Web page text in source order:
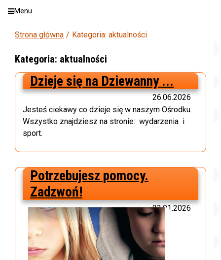
Menu
Strona główna Kategoria: aktualności
Kategoria: aktualności
Dzieje się na Dziewanny ...
26.06.2026
Jesteś ciekawy co dzieje się w naszym Ośrodku.
Wszystko znajdziesz na stronie: wydarzenia i
sport.
Potrzebujesz pomocy.
Zadzwoń!
23.01.2026